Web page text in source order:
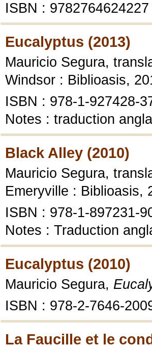
ISBN : 9782764624227
Eucalyptus (2013)
Mauricio Segura,
Windsor : Biblioasis,
ISBN : 978-1-927428-
Notes : traduction
Black Alley (2010)
Mauricio Segura,
Emeryville : Biblioasis,
ISBN : 978-1-897231-
Notes : Traduction
Eucalyptus (2010)
Mauricio Segura,
ISBN : 978-2-7646-
La Faucille et le